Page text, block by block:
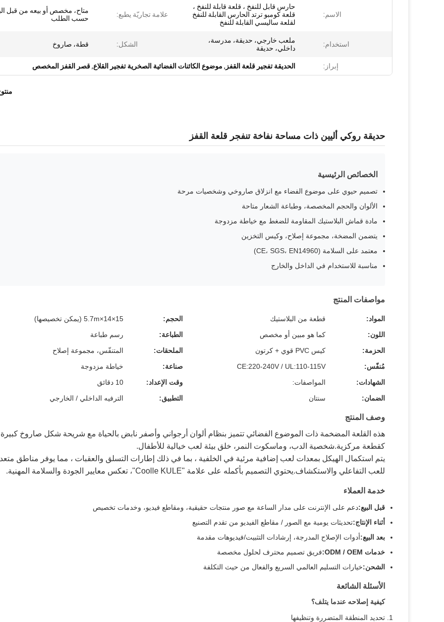
الاسم:
حارس قابل للنفخ ، قلعة قابلة للنفخ ،
قلعة كومبو ترتد الحارس القابلة للنفخ
لقلعة ساليسي القابلة للنفخ
علامة تجاريّة يطبع:
متاح، مخصص أو بيعه من قبل
حسب الطلب
استخدام:
ملعب خارجي، حديقة، مدرسة،
داخلي، حديقة
الشكل: قطة، صاروخ
إبراز: الحديقة تفجير قلعة القفز , موضوع الكائنات الفضائية الصخرية تفجير القلاع,قصر القفز المخصص
حديقة روكي أليين ذات مساحة نفاخة تنفجر قلعة القفز
الخصائص الرئيسية
تصميم حيوي على موضوع الفضاء مع انزلاق صاروخي وشخصيات مرحة
الألوان والحجم المخصصة، وطباعة الشعار متاحة
مادة قماش البلاستيك المقاومة للضغط مع خياطة مزدوجة
يتضمن المضخة، مجموعة إصلاح، وكيس التخزين
معتمد على السلامة (CE، SGS، EN14960)
مناسبة للاستخدام في الداخل والخارج
مواصفات المنتج
المواد: قطعة من البلاستيك الحجم:
15×14×5.7m (يمكن تخصيصها)
اللون:
كما هو مبين أو مخصص الطباعة:
رسم طباعة
الحزمة:
كيس PVC قوي + كرتون الملحقات:
المتنفّس، مجموعة إصلاح
مُنفّس:
CE:220-240V / UL:110-115V صناعة:
خياطة مزدوجة
الشهادات:
المواصفات: وقت الإعداد:
10 دقائق
الضمان:
سنتان التطبيق: الترفيه الداخلي / الخارجي
وصف المنتج
هذه القلعة المضخمة ذات الموضوع الفضائي تتميز بنظام ألوان أرجواني وأصفر نابض بالحياة مع شريحة شكل صاروخ كبيرة
كقطعة مركزية.شخصية الدب، وماسكوت النمر، خلق بيئة لعب خيالية للأطفال.
يتم استكمال الهيكل بمعدات لعب إضافية مرئية في الخلفية ، بما في ذلك إطارات التسلق والعقبات ، مما يوفر مناطق
للعب التفاعلي والاستكشاف.يحتوي التصميم بأكمله على علامة "Coolle KULE"، تعكس معايير الجودة والسلامة المهنية.
خدمة العملاء
قبل البيع:دعم على الإنترنت على مدار الساعة مع صور منتجات حقيقية، ومقاطع فيديو، وخدمات تخصيص
أثناء الإنتاج:تحديثات يومية مع الصور / مقاطع الفيديو من تقدم التصنيع
بعد البيع:أدوات الإصلاح المدرجة، إرشادات التثبيت/فيديوهات مقدمة
خدمات ODM / OEM:
فريق تصميم محترف لحلول مخصصة
الشحن:خيارات التسليم العالمي السريع والفعال من حيث التكلفة
الأسئلة الشائعة
كيفية إصلاحه عندما يتلف؟
تحديد المنطقة المتضررة وتنظيفها